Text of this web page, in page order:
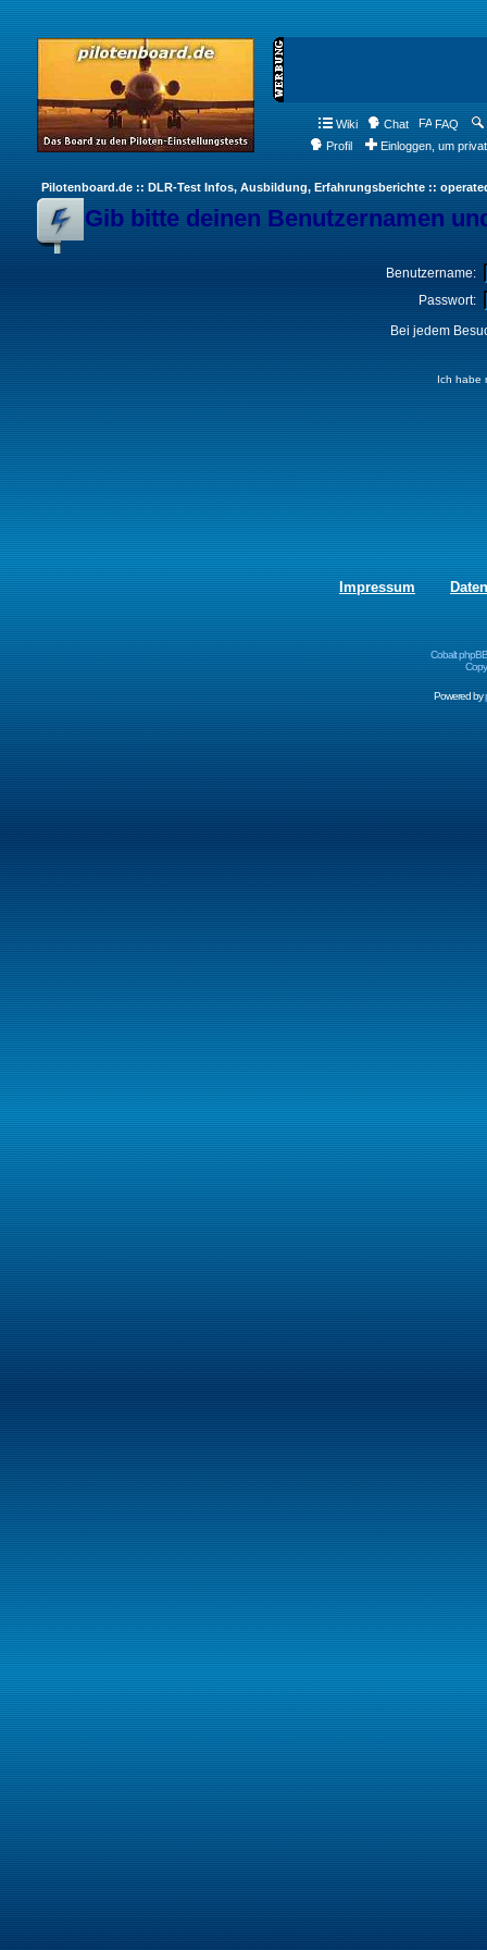
Wiki Chat FAQ
Profil
Einloggen, um
Pilotenboard.de :: DLR-Test Infos, Ausbildung, Erfahrungsberichte ::
Gib bitte deinen Benutzernamen
Benutzername:
Passwort:
Bei jedem
Ich habe
Impressum
Cobalt
Powered by